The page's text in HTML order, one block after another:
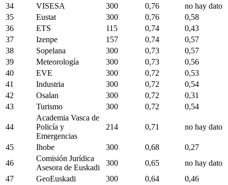
34
VISESA 300 0,76
no hay dato
35
Eustat 300 0,76
0,58
36
ETS 115 0,74
0,43
37
Izenpe 157 0,74
0,57
38
Sopelana 300 0,73
0,57
39
Meteorología 300 0,73
0,56
40
EVE 300 0,72
0,53
41
Industria 300 0,72
0,54
42
Osalan 300 0,72
0,31
43
Turismo 300 0,72 0,54
44
Academia Vasca de
Policía y
Emergencias
214 0,71 no hay dato
45 Ihobe 300 0,68
0,27
46
Comisión Jurídica
Asesora de Euskadi
300 0,65
no hay dato
47
GeoEuskadi 300 0,64
0,46